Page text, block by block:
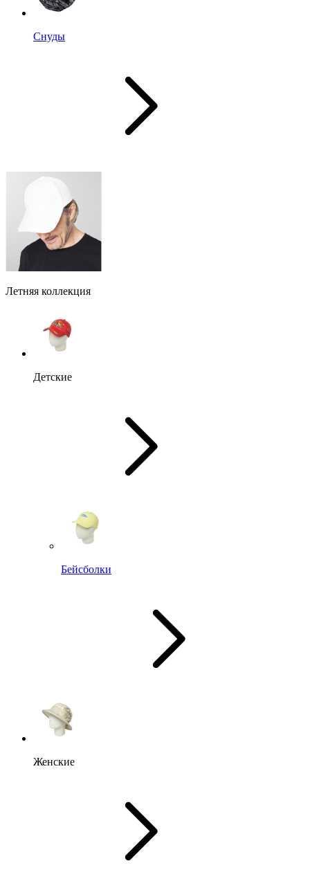
Снуды
Летняя коллекция
Детские
Бейсболки
Женские